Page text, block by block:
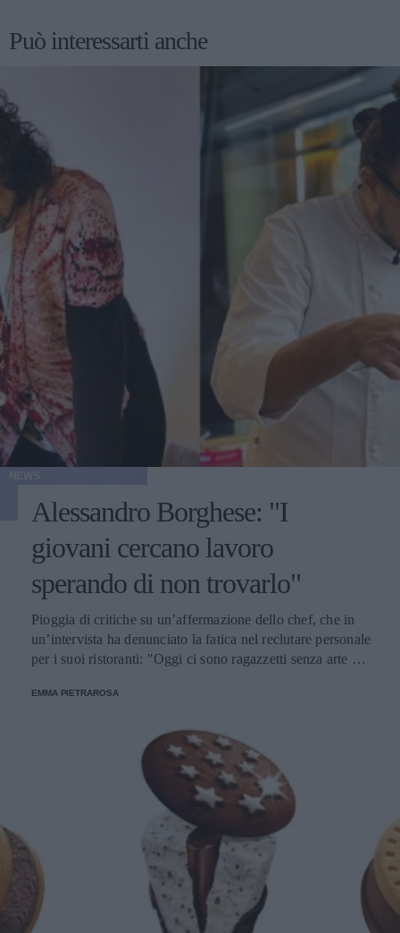
Può interessarti anche
Alessandro Borghese: "I
giovani cercano lavoro
sperando di non trovarlo"
Pioggia di critiche su un’affermazione dello chef, che in
un’intervista ha denunciato la fatica nel reclutare personale
per i suoi ristoranti: "Oggi ci sono ragazzetti senza arte ne
minima intenzione".
EMMA PIETRAROSA